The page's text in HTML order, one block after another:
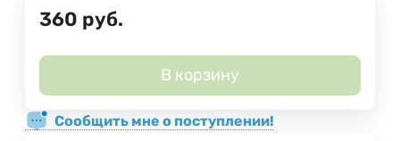
360 руб.
В корзину
Сообщить мне о поступлении!